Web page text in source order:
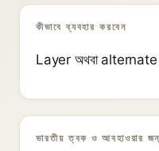
কীভাবে ব্যবহার করবেন
Layer অথবা
ভারতীয় ত্বক ও আবহাওয়ার